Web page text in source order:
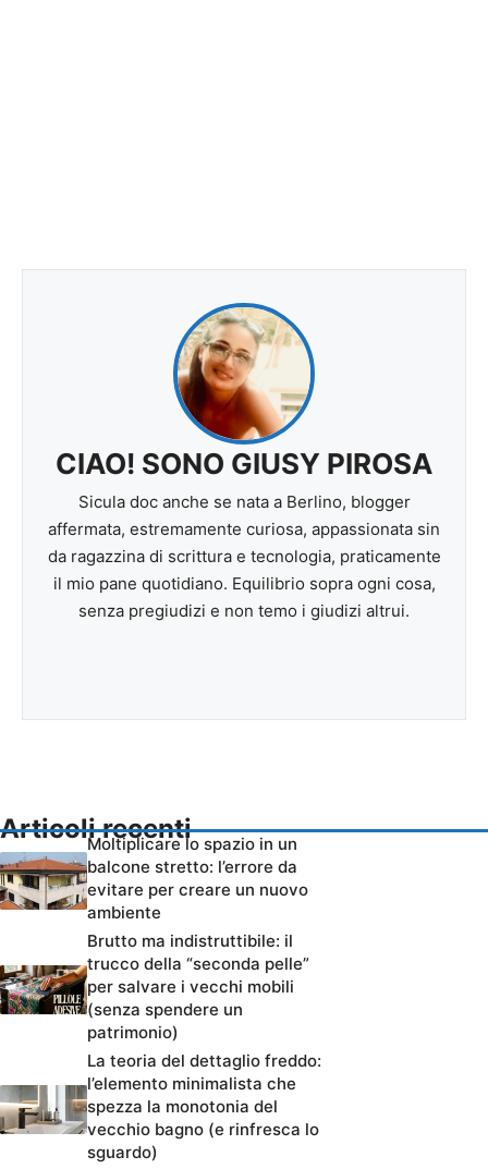
CIAO! SONO GIUSY PIROSA
Sicula doc anche se nata a Berlino, blogger
affermata, estremamente curiosa, appassionata sin
da ragazzina di scrittura e tecnologia, praticamente
il mio pane quotidiano. Equilibrio sopra ogni cosa,
senza pregiudizi e non temo i giudizi altrui.
Articoli recenti
Moltiplicare lo spazio in un
balcone stretto: l’errore da
evitare per creare un nuovo
ambiente
Brutto ma indistruttibile: il
trucco della “seconda pelle”
per salvare i vecchi mobili
(senza spendere un
patrimonio)
La teoria del dettaglio freddo:
l’elemento minimalista che
spezza la monotonia del
vecchio bagno (e rinfresca lo
sguardo)